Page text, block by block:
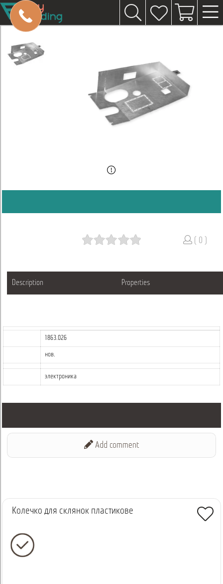
( 0 )
Description Properties
1863.026
нов.
электроника
Add comment
Колечко для склянок пластикове